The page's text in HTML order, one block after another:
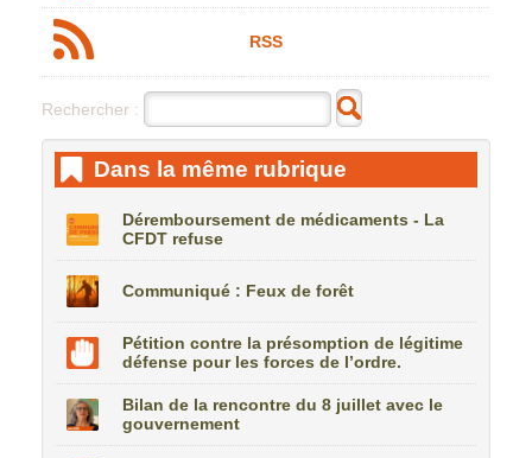
RSS
Rechercher :
Dans la même rubrique
Déremboursement de médicaments - La
CFDT refuse
Communiqué : Feux de forêt
Pétition contre la présomption de légitime
défense pour les forces de l’ordre.
Bilan de la rencontre du 8 juillet avec le
gouvernement